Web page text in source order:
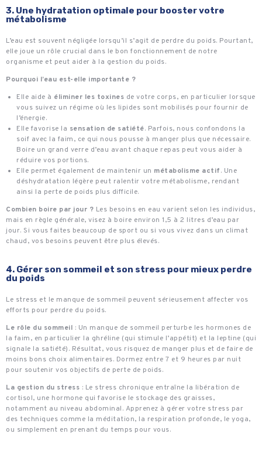
3. Une hydratation optimale pour booster votre
métabolisme
L’eau est souvent négligée lorsqu’il s’agit de perdre du poids. Pourtant,
elle joue un rôle crucial dans le bon fonctionnement de notre
organisme et peut aider à la gestion du poids.
Pourquoi l’eau est-elle importante ?
Elle aide à éliminer les toxines de votre corps, en particulier lorsque
vous suivez un régime où les lipides sont mobilisés pour fournir de
l’énergie.
Elle favorise la sensation de satiété. Parfois, nous confondons la
soif avec la faim, ce qui nous pousse à manger plus que nécessaire.
Boire un grand verre d’eau avant chaque repas peut vous aider à
réduire vos portions.
Elle permet également de maintenir un métabolisme actif. Une
déshydratation légère peut ralentir votre métabolisme, rendant
ainsi la perte de poids plus difficile.
Combien boire par jour ? Les besoins en eau varient selon les individus,
mais en règle générale, visez à boire environ 1,5 à 2 litres d’eau par
jour. Si vous faites beaucoup de sport ou si vous vivez dans un climat
chaud, vos besoins peuvent être plus élevés.
4. Gérer son sommeil et son stress pour mieux perdre
du poids
Le stress et le manque de sommeil peuvent sérieusement affecter vos
efforts pour perdre du poids.
Le rôle du sommeil : Un manque de sommeil perturbe les hormones de
la faim, en particulier la ghréline (qui stimule l’appétit) et la leptine (qui
signale la satiété). Résultat, vous risquez de manger plus et de faire de
moins bons choix alimentaires. Dormez entre 7 et 9 heures par nuit
pour soutenir vos objectifs de perte de poids.
La gestion du stress : Le stress chronique entraîne la libération de
cortisol, une hormone qui favorise le stockage des graisses,
notamment au niveau abdominal. Apprenez à gérer votre stress par
des techniques comme la méditation, la respiration profonde, le yoga,
ou simplement en prenant du temps pour vous.